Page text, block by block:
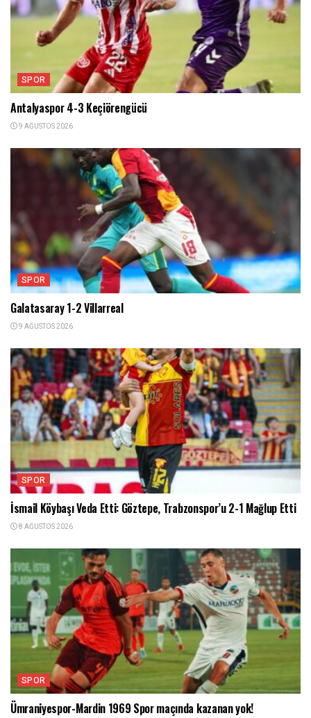
SPOR
Antalyaspor 4-3 Keçiörengücü
9 AĞUSTOS 2026
SPOR
Galatasaray 1-2 Villarreal
9 AĞUSTOS 2026
SPOR
İsmail Köybaşı Veda Etti: Göztepe, Trabzonspor’u 2-1 Mağlup Etti
8 AĞUSTOS 2026
SPOR
Ümraniyespor-Mardin 1969 Spor maçında kazanan yok!